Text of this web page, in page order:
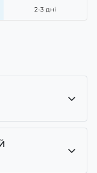
2-3 дні
ми є